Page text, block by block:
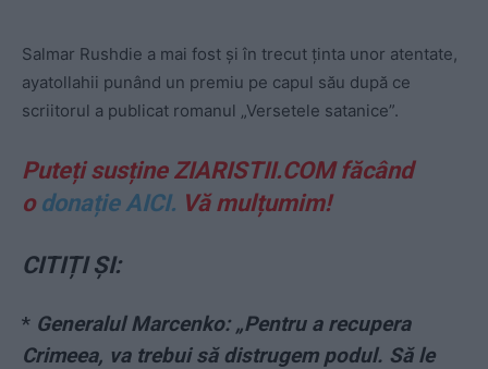
Salmar Rushdie a mai fost și în trecut ținta unor atentate,
ayatollahii punând un premiu pe capul său după ce
scriitorul a publicat romanul „Versetele satanice”.
Puteți susține ZIARISTII.COM făcând
o donație AICI. Vă mulțumim!
CITIȚI ȘI:
* Generalul Marcenko: „Pentru a recupera
Crimeea, va trebui să distrugem podul. Să le